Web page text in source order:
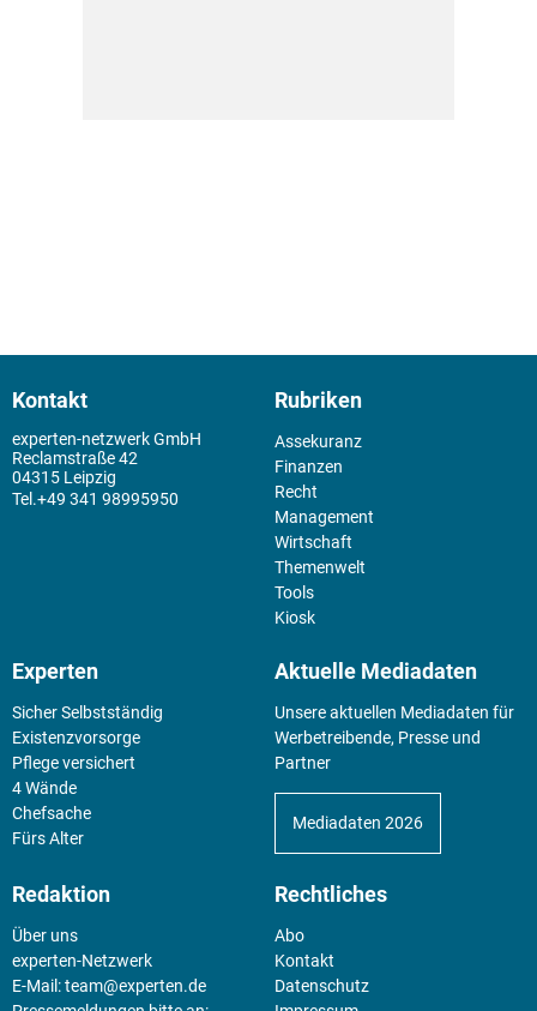
Kontakt
experten-netzwerk GmbH
Reclamstraße 42
04315 Leipzig
+49 341 98995950
Rubriken
Assekuranz
Finanzen
Recht
Management
Wirtschaft
Themenwelt
Tools
Kiosk
Experten
Sicher Selbstständig
Existenz­vorsorge
Pflege versichert
4 Wände
Chefsache
Fürs Alter
Aktuelle Mediadaten
Unsere aktuellen Mediadaten für
Werbetreibende, Presse und
Partner
Mediadaten 2026
Redaktion
Über uns
experten-Netzwerk
E-Mail:team@experten.de
Rechtliches
Abo
Kontakt
Datenschutz